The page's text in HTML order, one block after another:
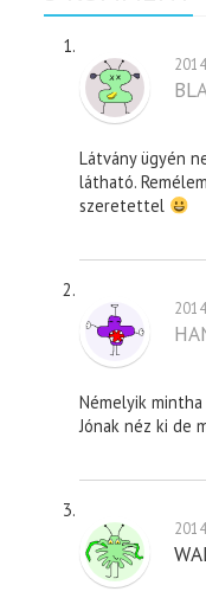
Látvány ügyén
látható.
szeretettel
Némelyik
Jónak néz ki de